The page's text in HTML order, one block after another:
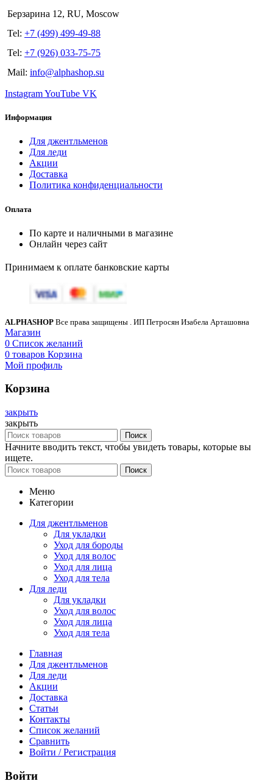
Берзарина 12, RU, Moscow
Tel: +7 (499) 499-49-88
Tel: +7 (926) 033-75-75
Mail: info@alphashop.su
InstagramYouTube VK
Информация
Для джентльменов
Для леди
Акции
Доставка
Политика конфиденциальности
Оплата
По карте и наличными в магазине
Онлайн через сайт
Принимаем к оплате банковские карты
ALPHASHOP Все права защищены . ИП Петросян Изабела Арташовна
Магазин
0 Список желаний
0 товаров Корзина
Мой профиль
Корзина
закрыть
закрыть
Поиск
Начните вводить текст, чтобы увидеть товары, которые вы
ищете.
Поиск
Меню
Категории
Для джентльменов
Для укладки
Уход для бороды
Уход для волос
Уход для лица
Уход для тела
Для леди
Для укладки
Уход для волос
Уход для лица
Уход для тела
Главная
Для джентльменов
Для леди
Акции
Доставка
Статьи
Контакты
Список желаний
Сравнить
Войти / Регистрация
Войти